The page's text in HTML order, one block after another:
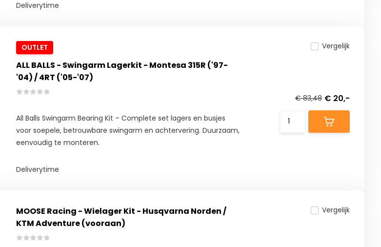
Deliverytime
OUTLET
ALL BALLS - Swingarm Lagerkit - Montesa 315R ('97-
'04) / 4RT ('05-'07)
All Balls Swingarm Bearing Kit – Complete set lagers en busjes
voor soepele, betrouwbare swingarm en achtervering. Duurzaam,
eenvoudig te monteren.
Deliverytime
Vergelijk
€ 83,48 € 20,-
MOOSE Racing - Wielager Kit - Husqvarna Norden /
KTM Adventure (vooraan)
Vergelijk